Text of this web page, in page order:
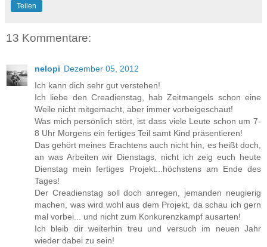
Teilen
13 Kommentare:
nelopi Dezember 05, 2012
Ich kann dich sehr gut verstehen!
Ich liebe den Creadienstag, hab Zeitmangels schon eine
Weile nicht mitgemacht, aber immer vorbeigeschaut!
Was mich persönlich stört, ist dass viele Leute schon um 7-
8 Uhr Morgens ein fertiges Teil samt Kind präsentieren!
Das gehört meines Erachtens auch nicht hin, es heißt doch,
an was Arbeiten wir Dienstags, nicht ich zeig euch heute
Dienstag mein fertiges Projekt...höchstens am Ende des
Tages!
Der Creadienstag soll doch anregen, jemanden neugierig
machen, was wird wohl aus dem Projekt, da schau ich gern
mal vorbei... und nicht zum Konkurenzkampf ausarten!
Ich bleib dir weiterhin treu und versuch im neuen Jahr
wieder dabei zu sein!